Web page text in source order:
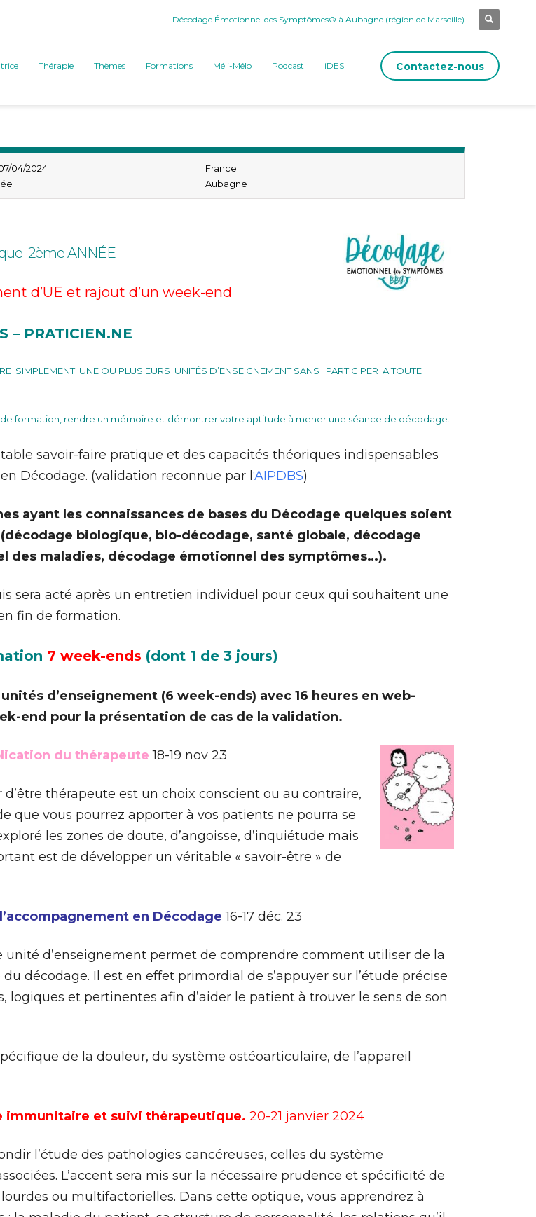
Décodage Émotionnel des Symptômes® à Aubagne (région de Marseille)
Thérapie Thèmes Formations Méli-Mélo Podcast iDES Contactez-nous
04/2024
France
Aubagne
2ème ANNÉE
d’UE et rajout d’un week-end
– PRATICIEN.NE
SIMPLEMENT UNE OU PLUSIEURS UNITÉS D’ENSEIGNEMENT SANS PARTICIPER A TOUTE
de formation, rendre un mémoire et démontrer votre aptitude à mener une séance de décodage.
savoir-faire pratique et des capacités théoriques indispensables
Décodage. (validation reconnue par l ‘AIPDBS)
ayant les connaissances de bases du Décodage quelques soient
(décodage biologique, bio-décodage, santé globale, décodage
des maladies, décodage émotionnel des symptômes…).
sera acté après un entretien individuel pour ceux qui souhaitent une
fin de formation.
7 week-ends (dont 1 de 3 jours)
d’enseignement (6 week-ends) avec 16 heures en web-
end pour la présentation de cas de la validation.
du thérapeute18-19 nov 23
thérapeute est un choix conscient ou au contraire,
que vous pourrez apporter à vos patients ne pourra se
les zones de doute, d’angoisse, d’inquiétude mais
est de développer un véritable « savoir-être » de
en Décodage16-17 déc. 23
d’enseignement permet de comprendre comment utiliser de la
décodage. Il est en effet primordial de s’appuyer sur l’étude précise
et pertinentes afin d’aider le patient à trouver le sens de son
de la douleur, du système ostéoarticulaire, de l’appareil
immunitaire et suivi thérapeutique. 20-21 janvier 2024
l’étude des pathologies cancéreuses, celles du système
L’accent sera mis sur la nécessaire prudence et spécificité de
ou multifactorielles. Dans cette optique, vous apprendrez à